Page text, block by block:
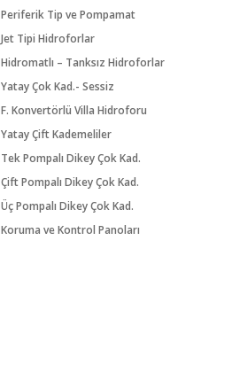
Periferik Tip ve Pompamat
Jet Tipi Hidroforlar
Hidromatlı – Tanksız Hidroforlar
Yatay Çok Kad.- Sessiz
F. Konvertörlü Villa Hidroforu
Yatay Çift Kademeliler
Tek Pompalı Dikey Çok Kad.
Çift Pompalı Dikey Çok Kad.
Üç Pompalı Dikey Çok Kad.
Koruma ve Kontrol Panoları